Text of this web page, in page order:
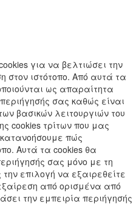
για να βελτιώσει την
στον ιστότοπο. Από αυτά τα
ως απαραίτητα
σας καθώς είναι
βασικών λειτουργιών του
cookies τρίτων που μας
πώς
Αυτά τα cookies θα
σας μόνο με τη
επιλογή να εξαιρεθείτε
από ορισμένα από
την εμπειρία περιήγησής